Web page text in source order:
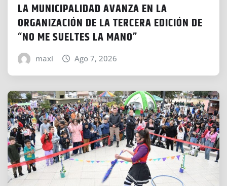
LA MUNICIPALIDAD AVANZA EN LA
ORGANIZACIÓN DE LA TERCERA EDICIÓN DE
“NO ME SUELTES LA MANO”
maxi Ago 7, 2026